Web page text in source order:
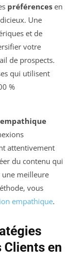
préférences en
Une
et de
votre
de prospects.
qui utilisent
%
attentivement
du contenu qui
une meilleure
vous
empathique.
en